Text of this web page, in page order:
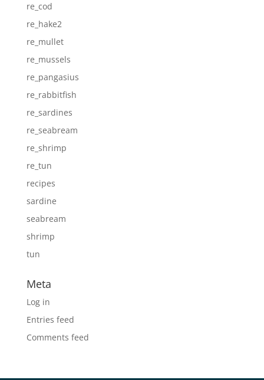
re_cod
re_hake2
re_mullet
re_mussels
re_pangasius
re_rabbitfish
re_sardines
re_seabream
re_shrimp
re_tun
recipes
sardine
seabream
shrimp
tun
Meta
Log in
Entries feed
Comments feed